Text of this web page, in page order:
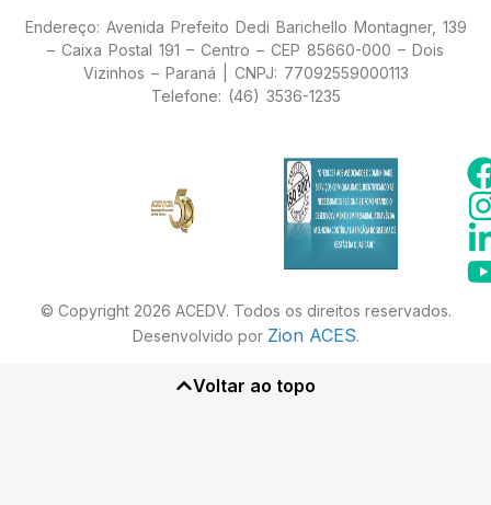
Endereço: Avenida Prefeito Dedi Barichello Montagner, 139
– Caixa Postal 191 – Centro – CEP 85660-000 – Dois
Vizinhos – Paraná | CNPJ: 77092559000113
Telefone: (46) 3536-1235
© Copyright 2026 ACEDV. Todos os direitos reservados.
Desenvolvido por Zion ACES.
Voltar ao topo